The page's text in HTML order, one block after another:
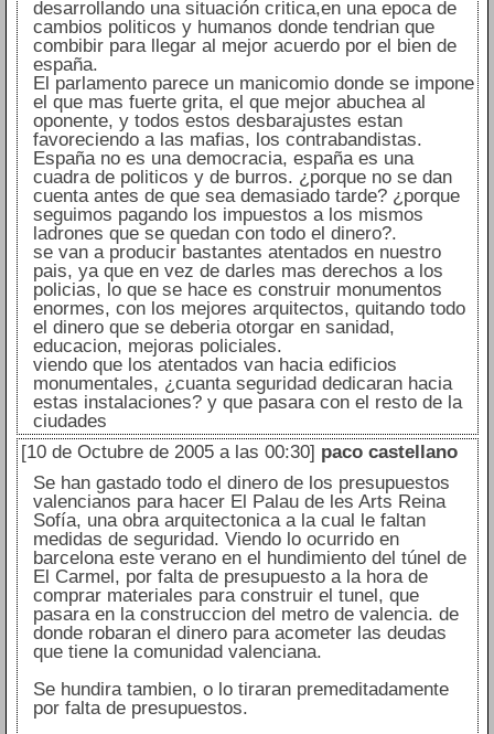
desarrollando una situación critica,en una epoca de
cambios politicos y humanos donde tendrian que
combibir para llegar al mejor acuerdo por el bien de
españa.
El parlamento parece un manicomio donde se impone
el que mas fuerte grita, el que mejor abuchea al
oponente, y todos estos desbarajustes estan
favoreciendo a las mafias, los contrabandistas.
España no es una democracia, españa es una
cuadra de politicos y de burros. ¿porque no se dan
cuenta antes de que sea demasiado tarde? ¿porque
seguimos pagando los impuestos a los mismos
ladrones que se quedan con todo el dinero?.
se van a producir bastantes atentados en nuestro
pais, ya que en vez de darles mas derechos a los
policias, lo que se hace es construir monumentos
enormes, con los mejores arquitectos, quitando todo
el dinero que se deberia otorgar en sanidad,
educacion, mejoras policiales.
viendo que los atentados van hacia edificios
monumentales, ¿cuanta seguridad dedicaran hacia
estas instalaciones? y que pasara con el resto de la
ciudades
[10 de Octubre de 2005 a las 00:30] paco castellano
Se han gastado todo el dinero de los presupuestos
valencianos para hacer El Palau de les Arts Reina
Sofía, una obra arquitectonica a la cual le faltan
medidas de seguridad. Viendo lo ocurrido en
barcelona este verano en el hundimiento del túnel de
El Carmel, por falta de presupuesto a la hora de
comprar materiales para construir el tunel, que
pasara en la construccion del metro de valencia. de
donde robaran el dinero para acometer las deudas
que tiene la comunidad valenciana.
Se hundira tambien, o lo tiraran premeditadamente
por falta de presupuestos.